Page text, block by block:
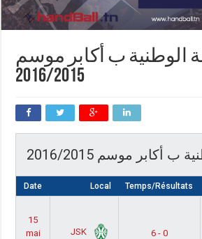
الوطنية ب أكابر موسم
2016/2015
ب أكابر موسم 2016/2015
Date Local Temps/Résultats
15
mai
JSK 6 - 0